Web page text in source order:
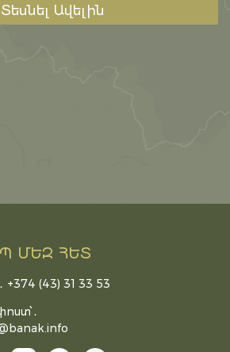
Տեսնել Ավելին
ՄԵԶ ՀԵՏ
+374 (43) 31 33 53